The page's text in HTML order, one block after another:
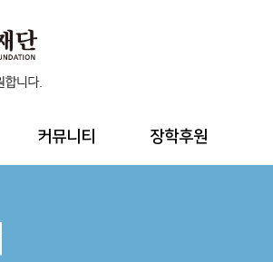
커뮤니티 장학후원